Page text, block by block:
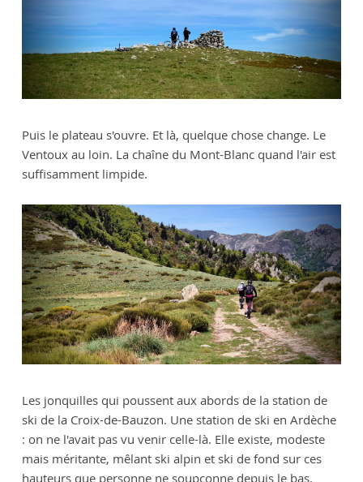
Puis le plateau s'ouvre. Et là, quelque chose change. Le
Ventoux au loin. La chaîne du Mont-Blanc quand l'air est
suffisamment limpide.
Les jonquilles qui poussent aux abords de la station de
ski de la Croix-de-Bauzon. Une station de ski en Ardèche
: on ne l'avait pas vu venir celle-là. Elle existe, modeste
mais méritante, mêlant ski alpin et ski de fond sur ces
hauteurs que personne ne soupçonne depuis le bas.